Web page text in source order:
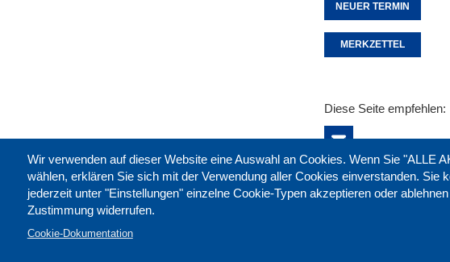
NEUER TERMIN
MERKZETTEL
Wir verwenden auf dieser Website eine Auswahl an Cookies. Wenn Sie "ALLE
wählen, erklären Sie sich mit der Verwendung aller Cookies einverstanden. Sie
jederzeit unter "Einstellungen" einzelne Cookie-Typen akzeptieren oder
Zustimmung widerrufen.
Cookie-Dokumentation
Diese Seite empfehlen: